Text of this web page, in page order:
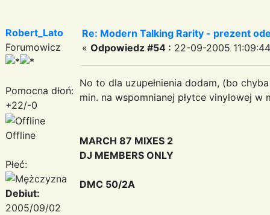
Robert_Lato
Forumowicz
Pomocna dłoń:
+22/-0
Offline
Płeć:
Debiut:
2005/09/02
Re: Modern Talking Rarity - prezent
« Odpowiedz #54 : 22-09-2005
No to dla uzupełnienia dodam, (bo
min. na wspomnianej płytce vinylowej w
MARCH 87 MIXES 2
DJ MEMBERS ONLY
DMC 50/2A